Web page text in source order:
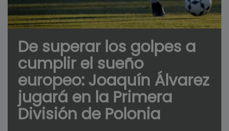
De superar los golpes a
cumplir el sueño
europeo: Joaquín Álvarez
jugará en la Primera
División de Polonia